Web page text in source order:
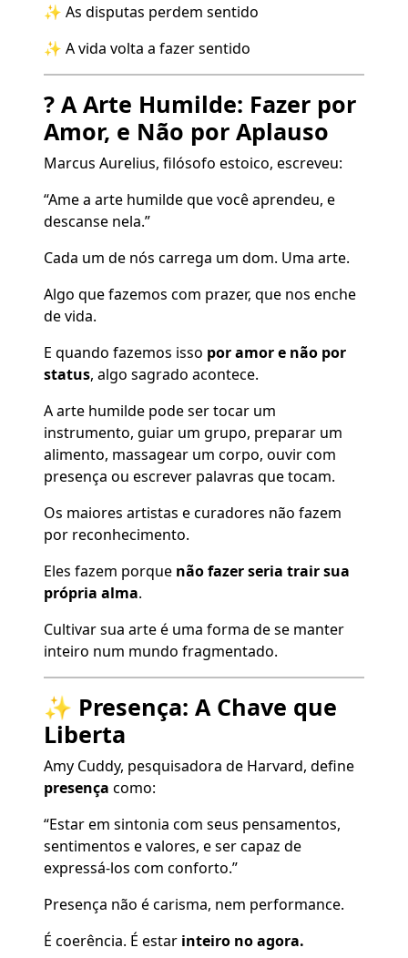
✨ As disputas perdem sentido
✨ A vida volta a fazer sentido
?️ A Arte Humilde: Fazer por
Amor, e Não por Aplauso
Marcus Aurelius, filósofo estoico, escreveu:
“Ame a arte humilde que você aprendeu, e
descanse nela.”
Cada um de nós carrega um dom. Uma arte.
Algo que fazemos com prazer, que nos enche
de vida.
E quando fazemos isso por amor e não por
status, algo sagrado acontece.
A arte humilde pode ser tocar um
instrumento, guiar um grupo, preparar um
alimento, massagear um corpo, ouvir com
presença ou escrever palavras que tocam.
Os maiores artistas e curadores não fazem
por reconhecimento.
Eles fazem porque não fazer seria trair sua
própria alma.
Cultivar sua arte é uma forma de se manter
inteiro num mundo fragmentado.
✨ Presença: A Chave que
Liberta
Amy Cuddy, pesquisadora de Harvard, define
presença como:
“Estar em sintonia com seus pensamentos,
sentimentos e valores, e ser capaz de
expressá-los com conforto.”
Presença não é carisma, nem performance.
É coerência. É estar inteiro no agora.